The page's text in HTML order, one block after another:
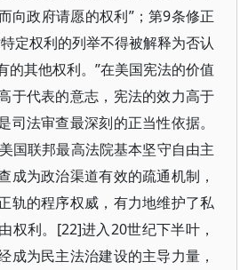
向政府请愿的权利”；第9条修正
定权利的列举不得被解释为否认
的其他权利。”在美国宪法的价值
于代表的意志，宪法的效力高于
司法审查最深刻的正当性依据。
国联邦最高法院基本坚守自由主
成为政治渠道有效的疏通机制，
轨的程序权威，有力地维护了私
权利。[22]进入20世纪下半叶，
成为民主法治建设的主导力量，